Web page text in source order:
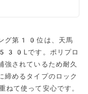
ング第10位は、天馬
530Lです。ポリプロ
強されているため耐久
締めるタイプのロック
て使って安心です。